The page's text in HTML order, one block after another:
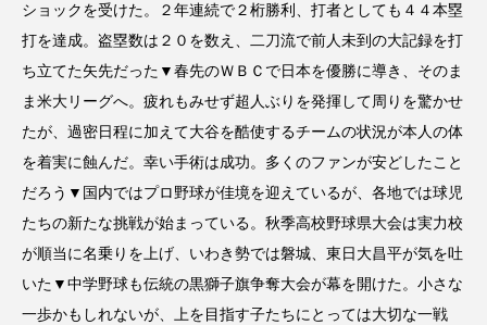
ショックを受けた。２年連続で２桁勝利、打者としても４４本塁
打を達成。盗塁数は２０を数え、二刀流で前人未到の大記録を打
ち立てた矢先だった▼春先のＷＢＣで日本を優勝に導き、そのま
ま米大リーグへ。疲れもみせず超人ぶりを発揮して周りを驚かせ
たが、過密日程に加えて大谷を酷使するチームの状況が本人の体
を着実に蝕んだ。幸い手術は成功。多くのファンが安どしたこと
だろう▼国内ではプロ野球が佳境を迎えているが、各地では球児
たちの新たな挑戦が始まっている。秋季高校野球県大会は実力校
が順当に名乗りを上げ、いわき勢では磐城、東日大昌平が気を吐
いた▼中学野球も伝統の黒獅子旗争奪大会が幕を開けた。小さな
一歩かもしれないが、上を目指す子たちにとっては大切な一戦